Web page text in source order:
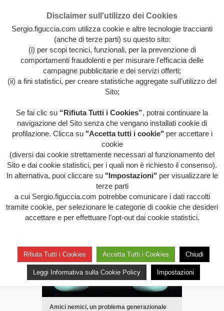
Archivio intera attività artistica di Sergio Figuccia & Opinionismo
personale
HOME/GELOSIA
Amici nemici, un problema generazionale
Disclaimer sull'utilizzo dei Cookies
Sergio.figuccia.com utilizza cookie e altre tecnologie traccianti
(anche di terze parti) su questo sito:
(i) per scopi tecnici, funzionali, per la prevenzione di
comportamenti fraudolenti e per misurare l'efficacia delle
campagne pubblicitarie e dei servizi offerti;
(ii) a fini statistici, per creare statistiche aggregate sull’utilizzo del
Sito;
Se fai clic su “Rifiuta Tutti i Cookies”, potrai continuare la
navigazione del Sito senza che vengano installati cookie di
profilazione. Clicca su "Accetta tutti i cookie" per accettare i
cookie
(diversi dai cookie strettamente necessari al funzionamento del
Sito e dai cookie statistici, per i quali non è richiesto il consenso).
In alternativa, puoi cliccare su "Impostazioni" per visualizzare le
terze parti
a cui Sergio.figuccia.com potrebbe comunicare i dati raccolti
tramite cookie, per selezionare le categorie di cookie che desideri
accettare e per effettuare l’opt-out dai cookie statistici.
Rifiuta Tutti i Cookies Accetta Tutti i Cookies Chiudi
Leggi Informativa sulla Cookie Policy Impostazioni